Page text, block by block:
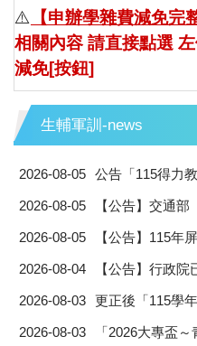
⚠️ 【申辦學雜費減免完
相關內容 請直接點選
減免[按鈕]
生輔軍訓-news
2026-08-05 公告「115得力
2026-08-05 【公告】交通
2026-08-05 【公告】115年屏
2026-08-04 【公告】行政院已於115年6
2026-08-03 更正後「115學年
2026-08-03 「2026大專盃～青銀傳承：